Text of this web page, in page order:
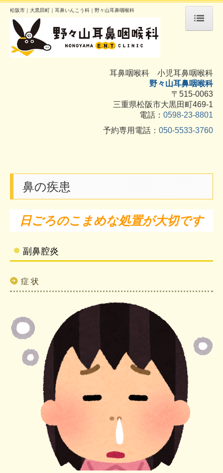
トップページ
院長紹介
アクセス
診療予約
インフルエンザ予防接種について
匿名加工情報の作成と提供に関する公表
医療DX推進体制整備加算に関するお知らせ
松阪市｜大黒田町｜耳鼻いんこう科｜野々山耳鼻咽喉科
耳鼻咽喉科 小児耳鼻咽喉科
野々山耳鼻咽喉科
〒515-0063
三重県松阪市大黒田町469-1
電話： 0598-23-8801
予約専用電話： 050-5533-3760
鼻の疾患
日ごろのこまめな処置が大切です
副鼻腔炎
症 状